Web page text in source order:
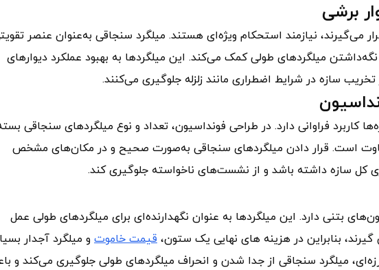
برشی
می‌گیرند، نیازمند استحکام ویژه‌ای هستند. میلگرد سنجاقی به‌عنوان عنصر
میلگردهای طولی کمک می‌کند. این میلگردها به بهبود عملکرد دیوارهای
سازه در شرایط اضطراری مانند زلزله جلوگیری می‌کنند.
کاربرد فراوانی دارد. در طراحی فونداسیون، تعداد و نوع میلگردهای سنجاقی
است. قرار دادن میلگردهای سنجاقی به‌صورت صحیح و در مکان‌های مشخص
کل سازه داشته باشد و از نشست‌های ناخواسته جلوگیری کند.
بتنی دارد. این میلگردها به عنوان نگهدارنده‌ای برای میلگردهای طولی عمل
بنابراین در هزینه های نهایی یک ستون، قیمت خاموت و میلگرد آجدار
میلگرد سنجاقی از جدا شدن و انحراف میلگردهای طولی جلوگیری می‌کند و